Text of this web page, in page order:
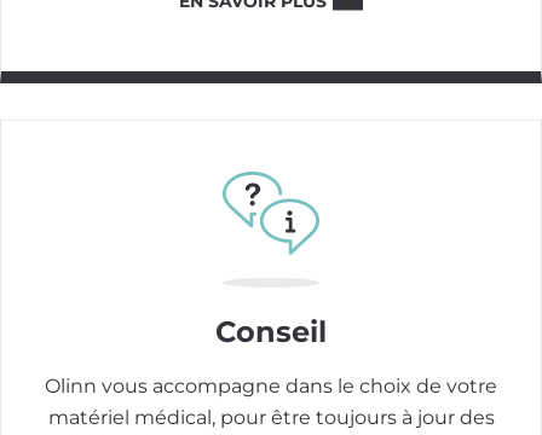
Image
Conseil
Olinn vous accompagne dans le choix de votre
matériel médical, pour être toujours à jour des